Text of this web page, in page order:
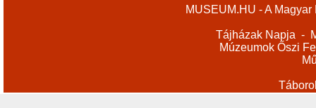
MUSEUM.HU - A
Tájházak Napja -
Múzeumok Őszi